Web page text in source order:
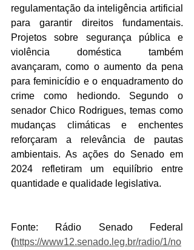
regulamentação da inteligência artificial
para garantir direitos fundamentais.
Projetos sobre segurança pública e
violência doméstica também
avançaram, como o aumento da pena
para feminicídio e o enquadramento do
crime como hediondo. Segundo o
senador Chico Rodrigues, temas como
mudanças climáticas e enchentes
reforçaram a relevância de pautas
ambientais. As ações do Senado em
2024 refletiram um equilíbrio entre
quantidade e qualidade legislativa.
Fonte: Rádio Senado Federal
(https://www12.senado.leg.br/radio/1/no